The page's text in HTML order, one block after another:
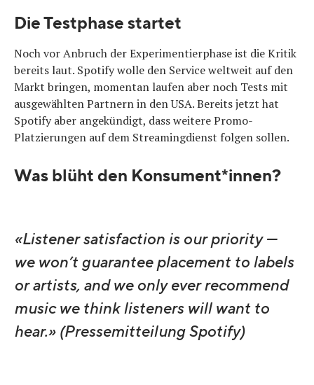
Die Testphase startet
Noch vor Anbruch der Experimentierphase ist die Kritik
bereits laut. Spotify wolle den Service weltweit auf den
Markt bringen, momentan laufen aber noch Tests mit
ausgewählten Partnern in den USA. Bereits jetzt hat
Spotify aber angekündigt, dass weitere Promo-
Platzierungen auf dem Streamingdienst folgen sollen.
Was blüht den Konsument*innen?
«Listener satisfaction is our priority —
we won’t guarantee placement to labels
or artists, and we only ever recommend
music we think listeners will want to
hear.» (Pressemitteilung Spotify)